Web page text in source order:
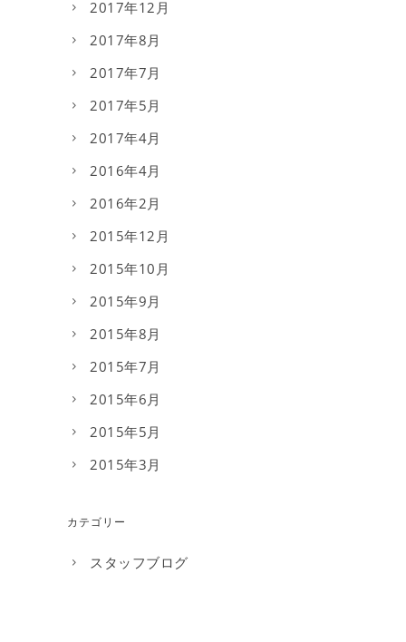
2017年12月
2017年8月
2017年7月
2017年5月
2017年4月
2016年4月
2016年2月
2015年12月
2015年10月
2015年9月
2015年8月
2015年7月
2015年6月
2015年5月
2015年3月
カテゴリー
スタッフブログ